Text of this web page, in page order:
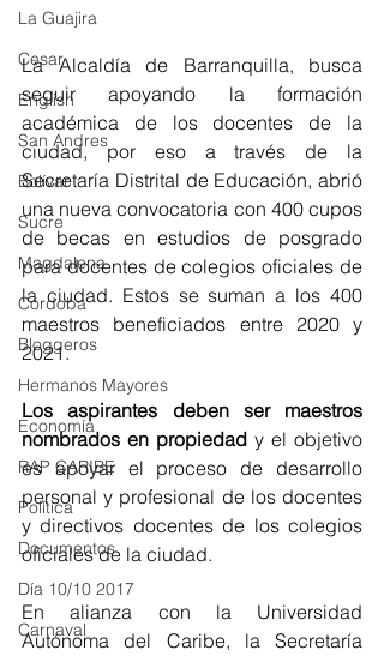
La Guajira
Cesar
English
San Andres
Bolívar
Sucre
Magdalena
Córdoba
Bloggeros
Hermanos Mayores
Economía
RAP CARIBE
Política
Documentos
Día 10/10 2017
Carnaval
La Alcaldía de Barranquilla, busca
seguir apoyando la formación
académica de los docentes de la
ciudad, por eso a través de la
Secretaría Distrital de Educación, abrió
una nueva convocatoria con 400 cupos
de becas en estudios de posgrado
para docentes de colegios oficiales de
la ciudad. Estos se suman a los 400
maestros beneficiados entre 2020 y
2021.
Los aspirantes deben ser maestros
nombrados en propiedad y el objetivo
es apoyar el proceso de desarrollo
personal y profesional de los docentes
y directivos docentes de los colegios
oficiales de la ciudad.
En alianza con la Universidad
Autónoma del Caribe, la Secretaría